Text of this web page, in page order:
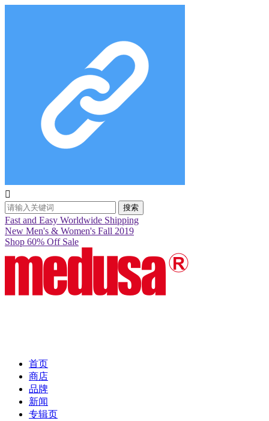

搜索
Fast and Easy Worldwide Shipping
New Men's & Women's Fall 2019
Shop 60% Off Sale
首页
商店
品牌
新闻
专辑页